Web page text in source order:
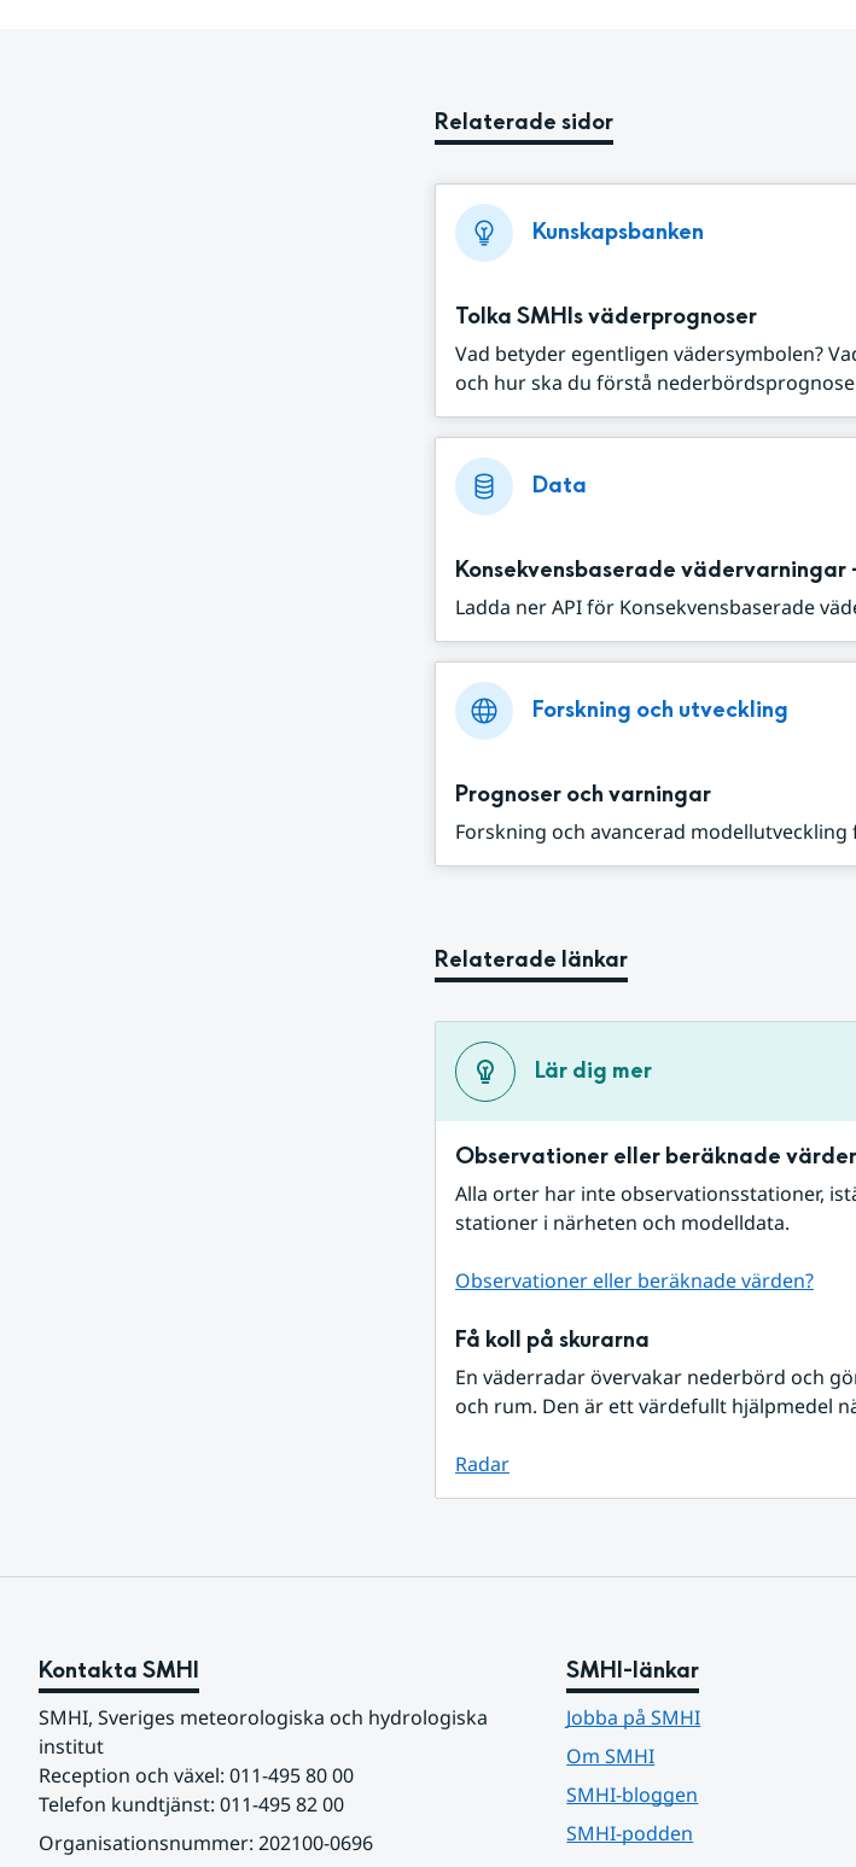
Relaterade sidor
Kunskapsbanken
Tolka SMHIs väderprognoser
Vad betyder egentligen vädersymbolen?
och hur ska du förstå
Data
Konsekvensbaserade vädervarningar
Ladda ner API för Konsekvensbaserade
Forskning och utveckling
Prognoser och varningar
Forskning och avancerad
Relaterade länkar
Lär dig mer
Observationer eller beräknade
Alla orter har inte observationsstationer,
stationer i närheten och modelldata.
Observationer eller beräknade värden?
Få koll på skurarna
En väderradar övervakar nederbörd och
och rum. Den är ett värdefullt hjälpmedel
Radar
Kontakta SMHI
SMHI, Sveriges meteorologiska och hydrologiska
institut
Reception och växel: 011-495 80 00
Telefon kundtjänst: 011-495 82 00
Organisationsnummer: 202100-0696
SMHI-länkar
Jobba på SMHI
Om SMHI
SMHI-bloggen
SMHI-podden